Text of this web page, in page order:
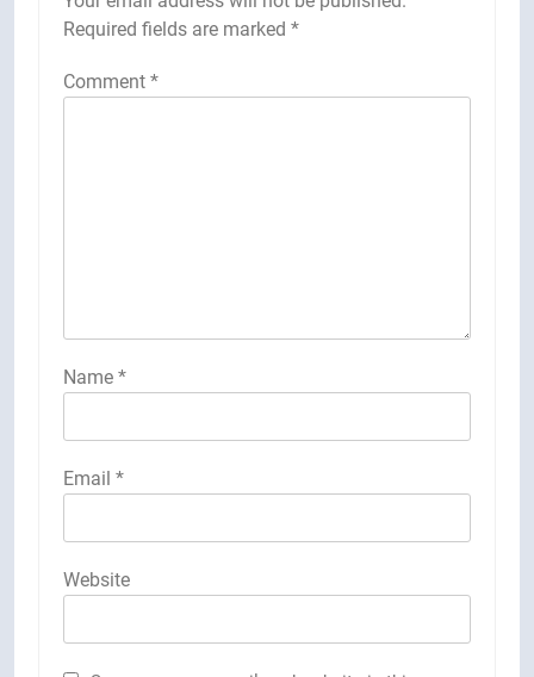
Required fields are marked *
Comment *
Name *
Email *
Website